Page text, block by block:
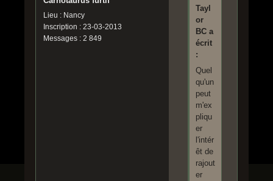
Lieu : Nancy
Inscription : 23-03-2013
Messages : 2 849
Tayl
or
BC a
écrit
:
Quel
qu'un
peut
m'ex
pliqu
er
l'intér
êt de
rajout
er